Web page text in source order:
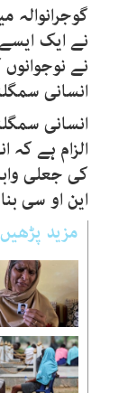
گوجرانوالہ
نے ایک
نے
انسانی
انسانی
الزام ہے کہ
کی جعلی
این او سی
مزید پڑھیں